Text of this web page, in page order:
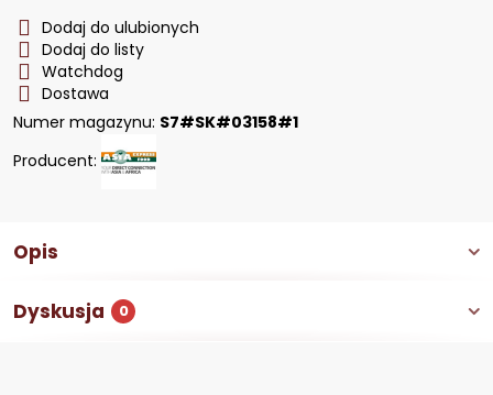
Dodaj do ulubionych
Dodaj do listy
Watchdog
Dostawa
Numer magazynu: S7#SK#03158#1
Producent:
Opis
Dyskusja 0